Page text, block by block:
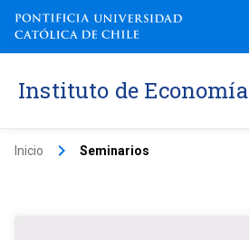
Instituto de Economía
Inicio keyboard_arrow_right Seminarios